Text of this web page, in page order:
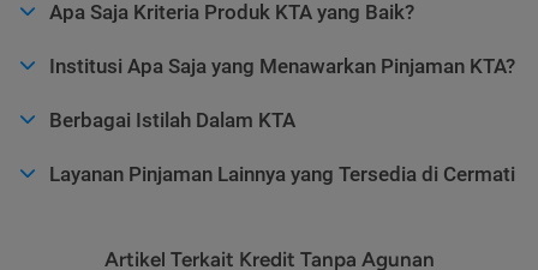
Apa Saja Kriteria Produk KTA yang Baik?
Institusi Apa Saja yang Menawarkan Pinjaman KTA?
Berbagai Istilah Dalam KTA
Layanan Pinjaman Lainnya yang Tersedia di Cermati
Artikel Terkait Kredit Tanpa Agunan